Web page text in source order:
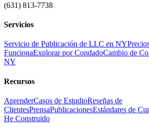
(631) 813-7738
Servicios
Servicio de Publicación de LLC en NY
FuncionaExplorar por CondadoCambio de
NY
Recursos
AprenderCasos de EstudioReseñas de
ClientesPrensaPublicacionesEstándares de
He Construido